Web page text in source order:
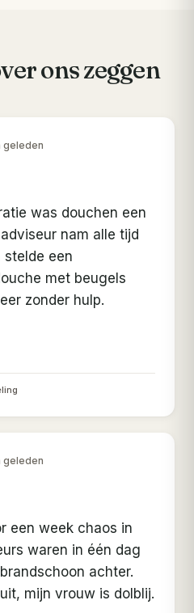
ons zeggen
geleden
was douchen een
nam alle tijd
een
met beugels
zonder hulp.
geleden
een week chaos in
waren in één dag
achter.
mijn vrouw is dolblij.